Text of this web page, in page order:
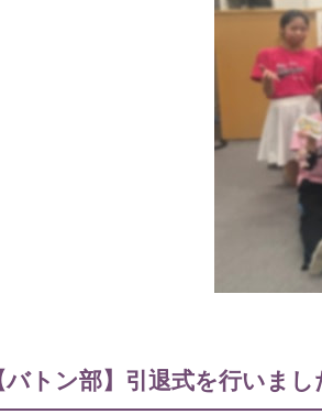
バトン部】引退式を行いまし